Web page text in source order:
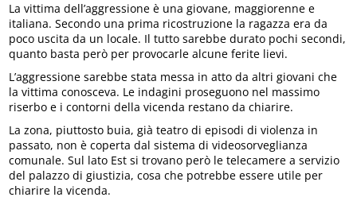
La vittima dell’aggressione è una giovane, maggiorenne e
italiana. Secondo una prima ricostruzione la ragazza era da
poco uscita da un locale. Il tutto sarebbe durato pochi secondi,
quanto basta però per provocarle alcune ferite lievi.
L’aggressione sarebbe stata messa in atto da altri giovani che
la vittima conosceva. Le indagini proseguono nel massimo
riserbo e i contorni della vicenda restano da chiarire.
La zona, piuttosto buia, già teatro di episodi di violenza in
passato, non è coperta dal sistema di videosorveglianza
comunale. Sul lato Est si trovano però le telecamere a servizio
del palazzo di giustizia, cosa che potrebbe essere utile per
chiarire la vicenda.